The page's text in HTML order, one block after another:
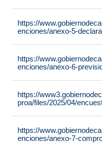
https://
enciones/anexo-5-
https://
enciones/anexo-6-
https://
proa/files/2025/04/
https://
enciones/anexo-7-